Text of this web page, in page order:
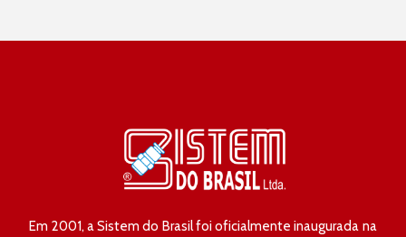
Em 2001, a Sistem do Brasil foi oficialmente inaugurada na